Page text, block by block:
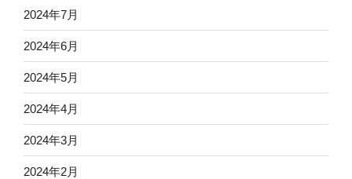
2024年7月
2024年6月
2024年5月
2024年4月
2024年3月
2024年2月